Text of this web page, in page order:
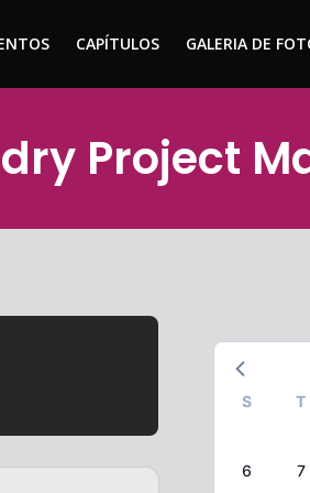
CAPÍTULOS GALERIA DE
Project
S T
6
7